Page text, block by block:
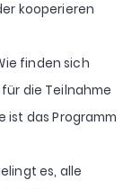
kooperieren
finden sich
die Teilnahme
ist das Programm
es, alle